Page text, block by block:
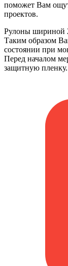
поможет Вам
проектов.
Рулоны шириной
Таким образом
состоянии при
Перед началом
защитную пленку.